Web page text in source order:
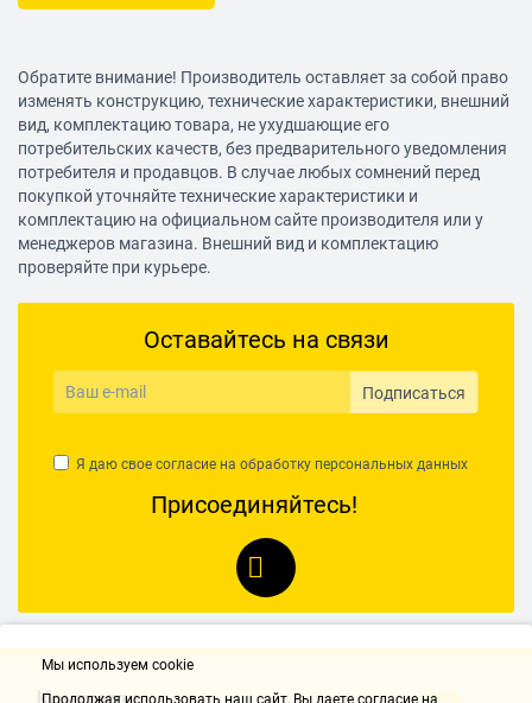
Защита
от перегрева
Обратите внимание! Производитель оставляет за собой право
изменять конструкцию, технические характеристики, внешний
вид, комплектацию товара, не ухудшающие его
потребительских качеств, без предварительного уведомления
потребителя и продавцов. В случае любых сомнений перед
покупкой уточняйте технические характеристики и
комплектацию на официальном сайте производителя или у
менеджеров магазина. Внешний вид и комплектацию
проверяйте при курьере.
Оставайтесь на связи
Подписаться
Я даю свое согласие на обработку персональных данных
Присоединяйтесь!
Мы используем cookie
Продолжая использовать наш cайт, Вы даете согласие на